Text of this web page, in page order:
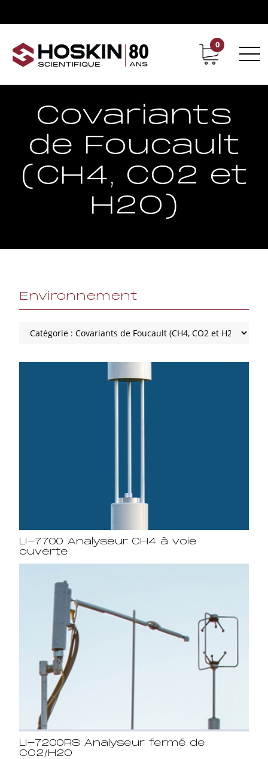
Support Carrières chez Hoskin
0
Covariants
de Foucault
(CH4, CO2 et
H2O)
Environnement
LI-7700 Analyseur CH4 à voie
ouverte
LI-7200RS Analyseur fermé de
CO2/H2O